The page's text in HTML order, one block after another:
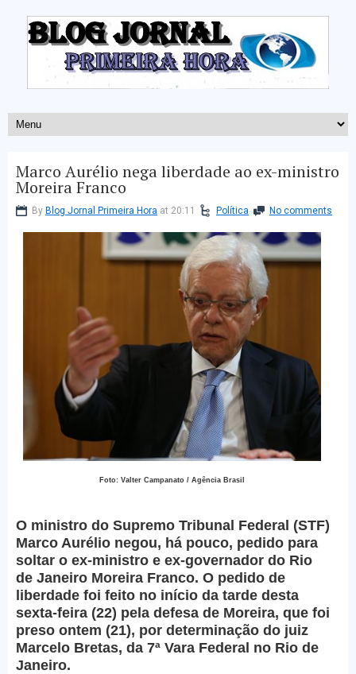
Marco Aurélio nega liberdade ao ex-ministro
Moreira Franco
By Blog Jornal Primeira Hora at 20:11 Política No comments
Foto: Valter Campanato / Agência Brasil
O ministro do Supremo Tribunal Federal (STF)
Marco Aurélio negou, há pouco, pedido para
soltar o ex-ministro e ex-governador do Rio
de Janeiro Moreira Franco. O pedido de
liberdade foi feito no início da tarde desta
sexta-feira (22) pela defesa de Moreira, que foi
preso ontem (21), por determinação do juiz
Marcelo Bretas, da 7ª Vara Federal no Rio de
Janeiro.